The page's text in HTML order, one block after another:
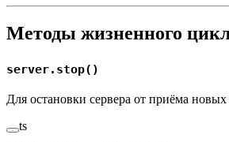
Методы жизненного
server.stop()
Для остановки сервера от приёма
ts